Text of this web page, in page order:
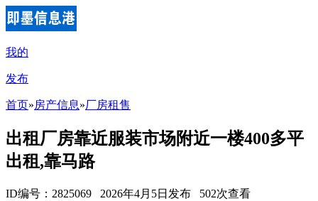
我的
发布
首页»房产信息»厂房租售
出租厂房靠近服装市场附近一楼400多平
出租,靠马路
ID编号：2825069 2026年4月5日发布 502次查看